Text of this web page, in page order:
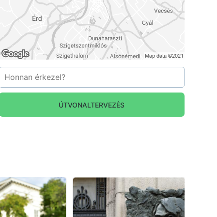
ÚTVONALTERVEZÉS